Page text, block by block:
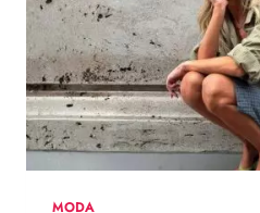
MODA